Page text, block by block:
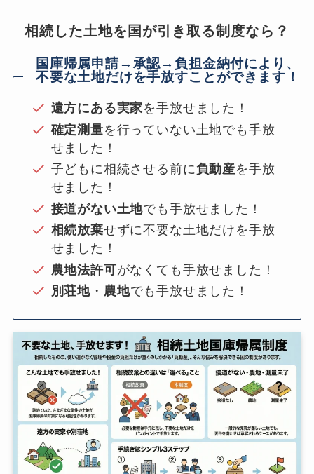
相続した土地を国が引き取る制度なら？
国庫帰属申請→承認→負担金納付により、
不要な土地だけを手放すことができます！
遠方にある実家を手放せました！
確定測量を行っていない土地でも手放
せました！
子どもに相続させる前に負動産を手放
せました！
接道がない土地でも手放せました！
相続放棄せずに不要な土地だけを手放
せました！
農地法許可がなくても手放せました！
別荘地 ・ 農地でも手放せました！